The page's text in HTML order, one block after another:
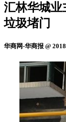
汇林华城业
垃圾堵门
华商网-华商报 @